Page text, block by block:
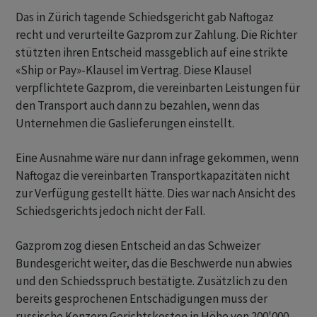
Das in Zürich tagende Schiedsgericht gab Naftogaz
recht und verurteilte Gazprom zur Zahlung. Die Richter
stützten ihren Entscheid massgeblich auf eine strikte
«Ship or Pay»-Klausel im Vertrag. Diese Klausel
verpflichtete Gazprom, die vereinbarten Leistungen für
den Transport auch dann zu bezahlen, wenn das
Unternehmen die Gaslieferungen einstellt.
Eine Ausnahme wäre nur dann infrage gekommen, wenn
Naftogaz die vereinbarten Transportkapazitäten nicht
zur Verfügung gestellt hätte. Dies war nach Ansicht des
Schiedsgerichts jedoch nicht der Fall.
Gazprom zog diesen Entscheid an das Schweizer
Bundesgericht weiter, das die Beschwerde nun abwies
und den Schiedsspruch bestätigte. Zusätzlich zu den
bereits gesprochenen Entschädigungen muss der